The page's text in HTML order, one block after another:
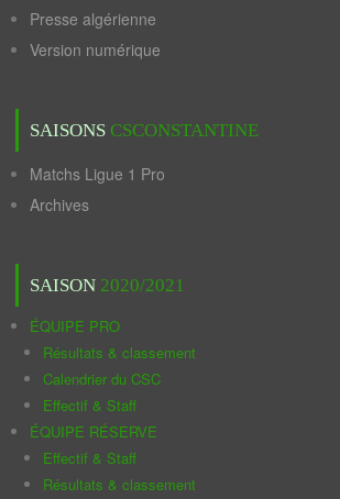
Presse algérienne
Version numérique
SAISONS CSCONSTANTINE
Matchs Ligue 1 Pro
Archives
SAISON 2020/2021
ÉQUIPE PRO
Résultats & classement
Calendrier du CSC
Effectif & Staff
ÉQUIPE RÉSERVE
Effectif & Staff
Résultats & classement